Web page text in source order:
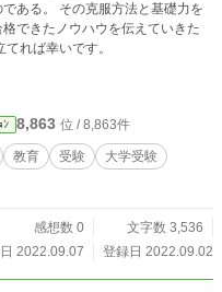
と基礎力を
できたノウハウを伝えていきた
てれば幸いです。
ﾝ 8,863 位 / 8,863件
教育 受験
大学受験
感想数 0
文字数 3,536
2022.09.07
登録日 2022.09.02